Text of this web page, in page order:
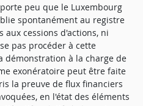
peu que le Luxembourg
spontanément au registre
aux cessions d'actions, ni
pas procéder à cette
démonstration à la charge de
exonératoire peut être faite
la preuve de flux financiers
en l'état des éléments